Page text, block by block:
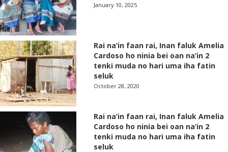
January 10, 2025
Rai na’in faan rai, Inan faluk Amelia
Cardoso ho ninia bei oan na’in 2
tenki muda no hari uma iha fatin
seluk
October 28, 2020
Rai na’in faan rai, Inan faluk Amelia
Cardoso ho ninia bei oan na’in 2
tenki muda no hari uma iha fatin
seluk